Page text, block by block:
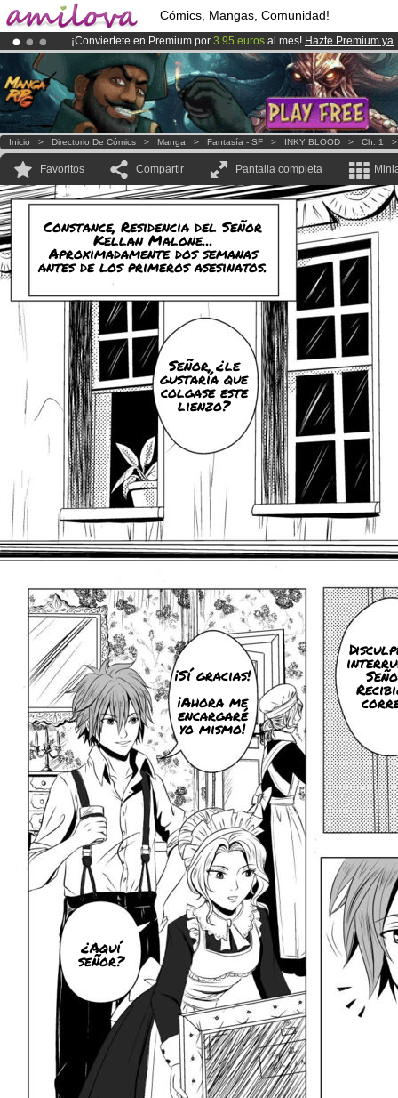
Cómics, Mangas, Comunidad!
¡Conviertete en Premium por 3.95 euros al mes! Hazte Premium ya
¡El Kickstarter Amilova está desormado lanzado!.
¡Ya tenemos 100000miembrosy 1000 Cómics y Mangas!.
Inicio > Directorio De Cómics > Manga > Fantasía - SF > INKY BLOOD > Ch. 1
Favoritos Compartir Pantalla completa
Constance, Residencia del Señor
Kellan Malone...
Aproximadamente dos semanas
antes de los primeros asesinatos.
Señor, ¿le
gustaría que
colgase este
lienzo?
¡Sí gracias!
¡Ahora me
encargaré
yo mismo!
¿Aquí
señor?